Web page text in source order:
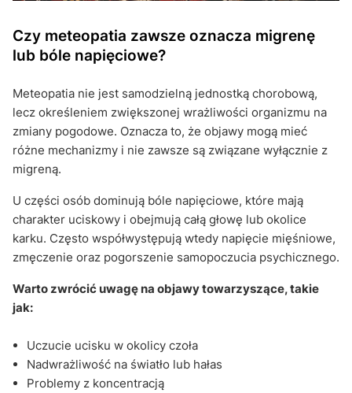
Czy meteopatia zawsze oznacza migrenę
lub bóle napięciowe?
Meteopatia nie jest samodzielną jednostką chorobową,
lecz określeniem zwiększonej wrażliwości organizmu na
zmiany pogodowe. Oznacza to, że objawy mogą mieć
różne mechanizmy i nie zawsze są związane wyłącznie z
migreną.
U części osób dominują bóle napięciowe, które mają
charakter uciskowy i obejmują całą głowę lub okolice
karku. Często współwystępują wtedy napięcie mięśniowe,
zmęczenie oraz pogorszenie samopoczucia psychicznego.
Warto zwrócić uwagę na objawy towarzyszące, takie
jak:
Uczucie ucisku w okolicy czoła
Nadwrażliwość na światło lub hałas
Problemy z koncentracją